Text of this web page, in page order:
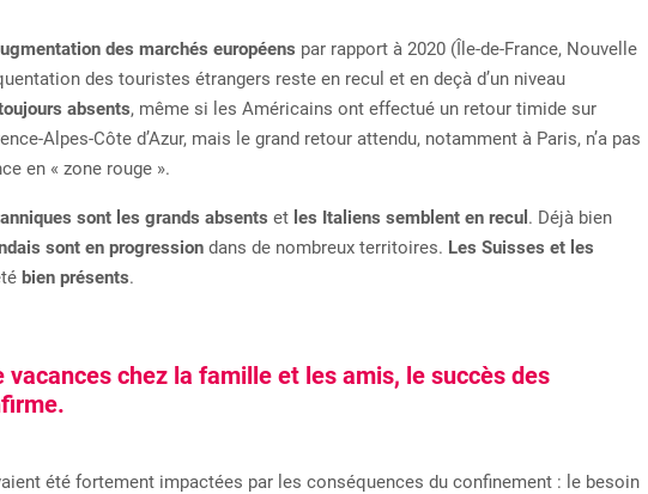
des marchés européens par rapport à 2020 (Île-de-France, Nouvelle
des touristes étrangers reste en recul et en deçà d’un niveau
absents, même si les Américains ont effectué un retour timide sur
Alpes-Côte d’Azur, mais le grand retour attendu, notamment à Paris, n’a pas
en « zone rouge ».
sont les grands absents et les Italiens semblent en recul . Déjà bien
sont en progression dans de nombreux territoires. Les Suisses et les
bien présents.
chez la famille et les amis, le succès des
été fortement impactées par les conséquences du confinement : le besoin